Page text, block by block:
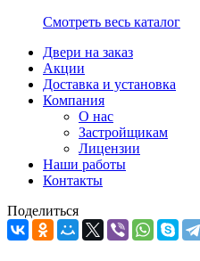
Смотреть весь каталог
Двери на заказ
Акции
Доставка и установка
Компания
О нас
Застройщикам
Лицензии
Наши работы
Контакты
Поделиться